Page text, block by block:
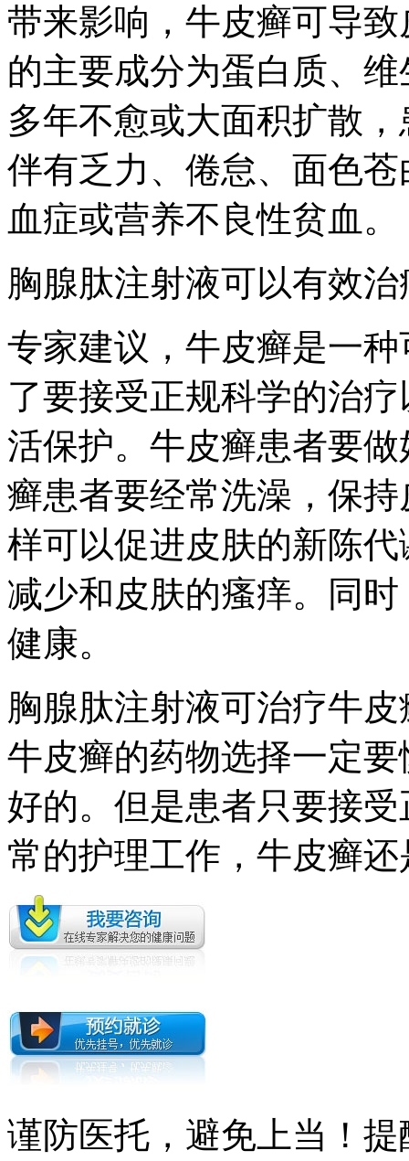
带来影响，牛皮癣可导
的主要成分为蛋白质、
多年不愈或大面积扩散
伴有乏力、倦怠、面色
血症或营养不良性贫血。
胸腺肽注射液可以有效
专家建议，牛皮癣是一
了要接受正规科学的治
活保护。牛皮癣患者要
癣患者要经常洗澡，保
样可以促进皮肤的新陈
减少和皮肤的瘙痒。同
健康。
胸腺肽注射液可治疗牛
牛皮癣的药物选择一定
好的。但是患者只要接
常的护理工作，牛皮癣
谨防医托，避免上当！